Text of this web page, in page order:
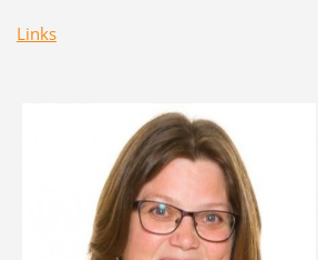
Links